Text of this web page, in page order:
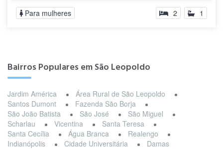
Para mulheres 2 1
Bairros Populares em São Leopoldo
Jardim América
Área Rural de São Leopoldo
Santos Dumont
Fazenda São Borja
São João Batista
São José
São Miguel
Scharlau
Vicentina
Santa Teresa
Santa Cecília
Água Branca
Realengo
Indianópolis
Cidade Universitária Damas